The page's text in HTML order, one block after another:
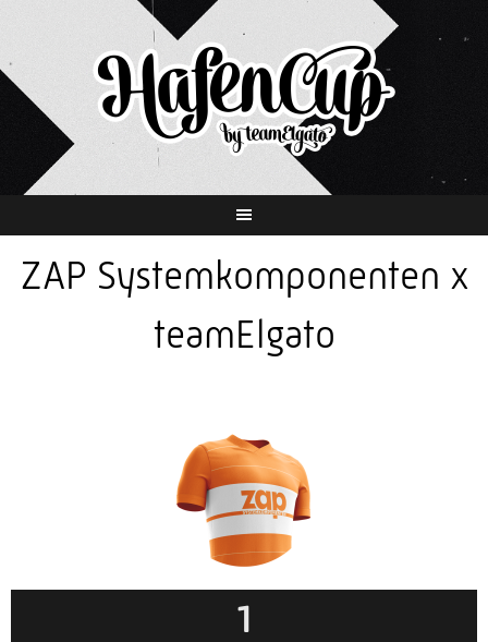
Inhalt
ZAP Systemkomponenten x
teamElgato
1